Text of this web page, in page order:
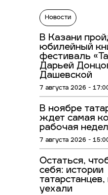
Новости
В Казани
юбилейный
фестиваль
Дарьей
Дашевской
7 августа 2026 -
В ноябре
ждет самая
рабочая
7 августа 2026 -
Остаться,
себя: истории
уехали